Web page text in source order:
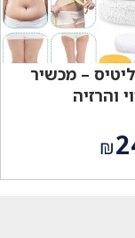
– מכשיר
והרזיה
₪